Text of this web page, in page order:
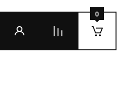
0